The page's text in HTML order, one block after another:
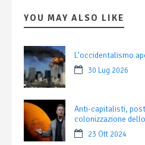
YOU MAY ALSO LIKE
L’occidentalismo
30 Lug 2026
Anti-capitalisti,
colonizzazione
23 Ott 2024